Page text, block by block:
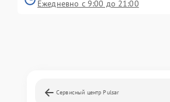
Ежедневно с 9:00 до 21:00
Сервисный центр Pulsar